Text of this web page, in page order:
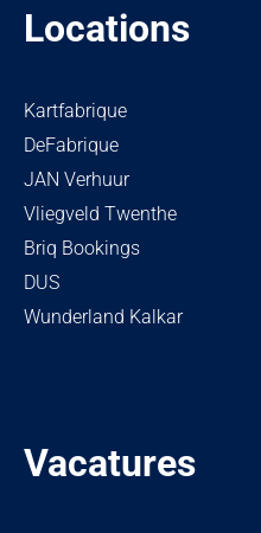
Locations
Kartfabrique
DeFabrique
JAN Verhuur
Vliegveld Twenthe
Briq Bookings
DUS
Wunderland Kalkar
Vacatures